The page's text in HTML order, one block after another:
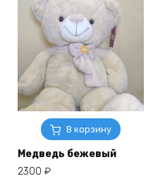
В корзину
Медведь бежевый
2300 ₽